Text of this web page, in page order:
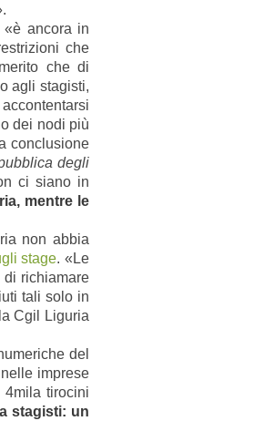
«è ancora in
che
che di
agli stagisti,
dei nodi più
conclusione
degli
ci siano in
mentre le
non abbia
stage. «Le
richiamare
tali solo in
Cgil Liguria
del
imprese
4mila tirocini
stagisti: un